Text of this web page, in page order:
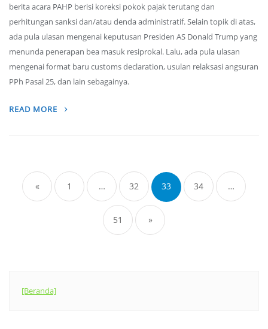
berita acara PAHP berisi koreksi pokok pajak terutang dan
perhitungan sanksi dan/atau denda administratif. Selain topik di atas,
ada pula ulasan mengenai keputusan Presiden AS Donald Trump yang
menunda penerapan bea masuk resiprokal. Lalu, ada pula ulasan
mengenai format baru customs declaration, usulan relaksasi angsuran
PPh Pasal 25, dan lain sebagainya.
READ MORE
navigation
« 1 … 32 33 34 …
51 »
[Beranda]